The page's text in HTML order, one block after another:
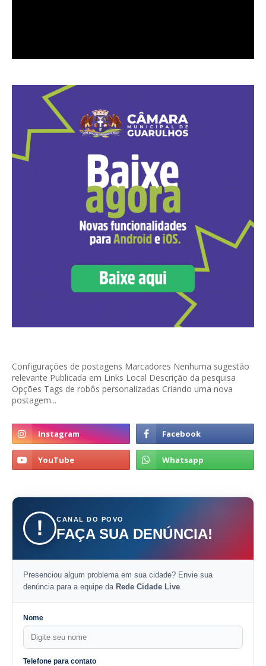
Configurações de postagens Marcadores Nenhuma sugestão
relevante Publicada em Links Local Descrição da pesquisa
Opções Tags de robôs personalizadas Criando uma nova
postagem...
! CANAL DO POVO
FAÇA SUA DENÚNCIA!
Presenciou algum problema em sua cidade? Envie sua
denúncia para a equipe da Rede Cidade Live
Nome
Telefone para contato